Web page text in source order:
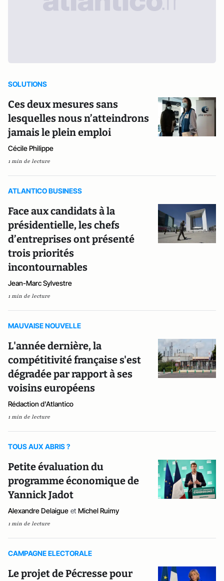
SOLUTIONS
Ces deux mesures sans
lesquelles nous n’atteindrons
jamais le plein emploi
Cécile Philippe
1 min de lecture
ATLANTICO BUSINESS
Face aux candidats à la
présidentielle, les chefs
d’entreprises ont présenté
trois priorités
incontournables
Jean-Marc Sylvestre
1 min de lecture
MAUVAISE NOUVELLE
L'année dernière, la
compétitivité française s'est
dégradée par rapport à ses
voisins européens
Rédaction d'Atlantico
1 min de lecture
TOUS AUX ABRIS ?
Petite évaluation du
programme économique de
Yannick Jadot
Alexandre Delaigue et Michel Ruimy
1 min de lecture
CAMPAGNE ELECTORALE
Le projet de Pécresse pour